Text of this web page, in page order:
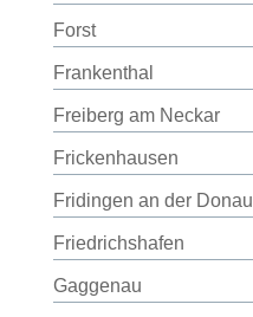
Forst
Frankenthal
Freiberg am Neckar
Frickenhausen
Fridingen an der Donau
Friedrichshafen
Gaggenau